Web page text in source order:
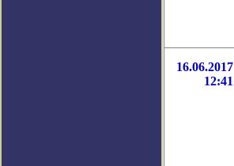
16.06.2017
12:41